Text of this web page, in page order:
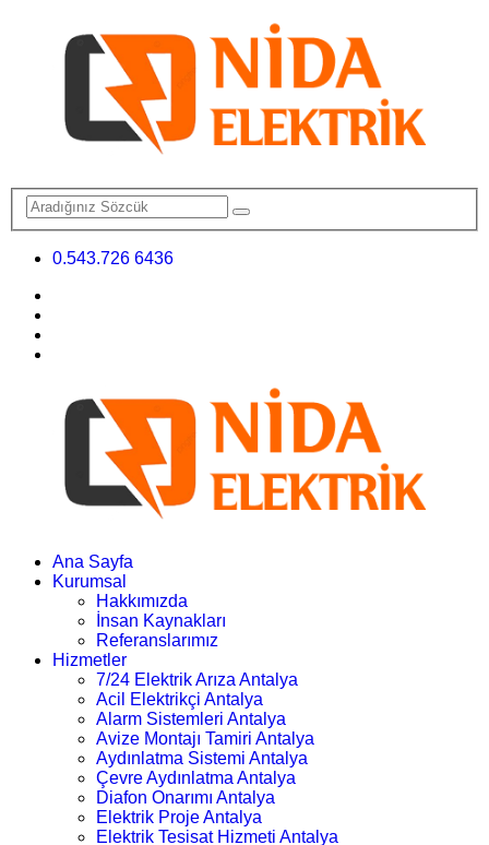
0.543.726 6436
Ana Sayfa
Kurumsal
Hakkımızda
İnsan Kaynakları
Referanslarımız
Hizmetler
7/24 Elektrik Arıza Antalya
Acil Elektrikçi Antalya
Alarm Sistemleri Antalya
Avize Montajı Tamiri Antalya
Aydınlatma Sistemi Antalya
Çevre Aydınlatma Antalya
Diafon Onarımı Antalya
Elektrik Proje Antalya
Elektrik Tesisat Hizmeti Antalya